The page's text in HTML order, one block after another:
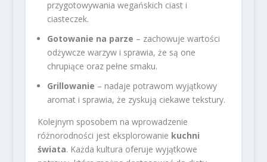
przygotowywania wegańskich ciast i
ciasteczek.
Gotowanie na parze – zachowuje wartości
odżywcze warzyw i sprawia, że są one
chrupiące oraz pełne smaku.
Grillowanie – nadaje potrawom wyjątkowy
aromat i sprawia, że zyskują ciekawe tekstury.
Kolejnym sposobem na wprowadzenie
różnorodności jest eksplorowanie kuchni
świata. Każda kultura oferuje wyjątkowe